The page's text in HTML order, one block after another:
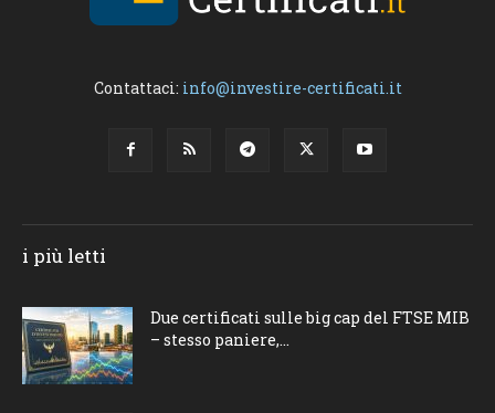
Contattaci: info@investire-certificati.it
i più letti
Due certificati sulle big cap del FTSE MIB
– stesso paniere,...